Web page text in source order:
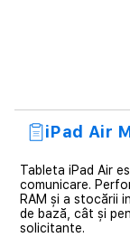
iPad Air
Tableta iPad Air
comunicare.
RAM și a stocării
de bază, cât și
solicitante.